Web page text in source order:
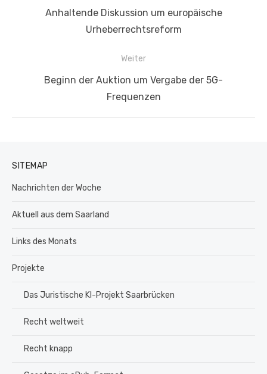
VorherigerAnhaltende Diskussion um europäische
Urheberrechtsreform
Weiter
NächsterBeginn der Auktion um Vergabe der 5G-
Frequenzen
SITEMAP
Nachrichten der Woche
Aktuell aus dem Saarland
Links des Monats
Projekte
Das Juristische KI-Projekt Saarbrücken
Recht weltweit
Recht knapp